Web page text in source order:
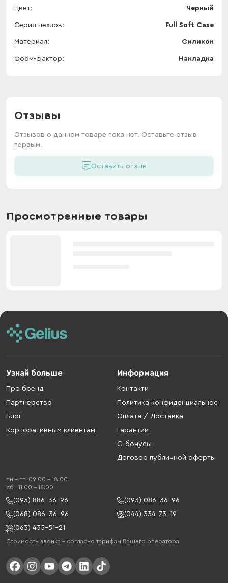
Цвет Черный
Серия чехлов Full Soft Case
Материал Силикон
Форм-фактор Накладка
Отзывы
Отзывов о данном товаре пока нет. Оставьте отзыв
первым.
Оставить отзыв
Просмотренные товары
Узнай больше
Про бренд
Партнерство
Блог
Корпоративным клиентам
Информация
Контакти
Политика конфиденциальнос
Оплата / Доставка
Гарантии
G-бонусы
Договор публичной оферты
пн - пт: 09:00 - 18:00
cб : 11:00 - 16:00
(095) 886-36-96
(093) 086-36-96
(068) 086-36-96
(044) 334-73-19
(063) 435-51-21
Стоимость звонка – согласно тарифам Вашего оператора